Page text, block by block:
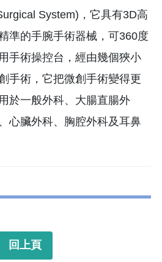
System)，它具有3D高
準的手腕手術器械，可360度
手術操控台，經由幾個狹小
手術，它把微創手術變得更
於一般外科、大腸直腸外
心臟外科、胸腔外科及耳鼻
回上頁